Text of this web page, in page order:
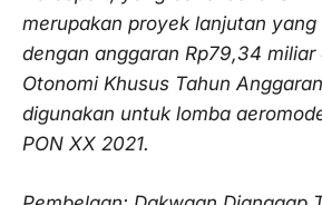
merupakan proyek lanjutan yang
dengan anggaran Rp79,34 miliar
Otonomi Khusus Tahun
digunakan untuk lomba
PON XX 2021.